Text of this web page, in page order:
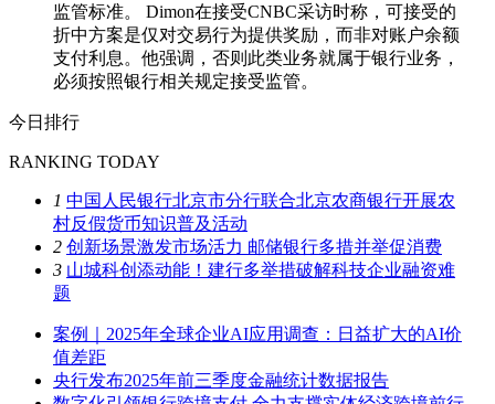
监管标准。 Dimon在接受CNBC采访时称，可接受的
折中方案是仅对交易行为提供奖励，而非对账户余额
支付利息。他强调，否则此类业务就属于银行业务，
必须按照银行相关规定接受监管。
今日排行
RANKING TODAY
1 中国人民银行北京市分行联合北京农商银行开展农
村反假货币知识普及活动
2 创新场景激发市场活力 邮储银行多措并举促消费
3 山城科创添动能！建行多举措破解科技企业融资难
题
案例｜2025年全球企业AI应用调查：日益扩大的AI价
值差距
央行发布2025年前三季度金融统计数据报告